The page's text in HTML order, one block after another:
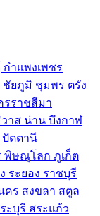
กำแพงเพชร
ชัยภูมิ ชุมพร ตรัง
รราชสีมา
าส น่าน บึงกาฬ
ปัตตานี
พิษณุโลก ภูเก็ต
ระยอง ราชบุรี
คร สงขลา สตูล
ะบุรี สระแก้ว